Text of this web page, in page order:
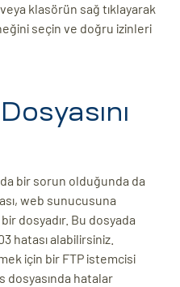
klasörün sağ tıklayarak
seçin ve doğru izinleri
bir sorun olduğunda da
web sunucusuna
dosyadır. Bu dosyada
hatası alabilirsiniz.
için bir FTP istemcisi
dosyasında hatalar